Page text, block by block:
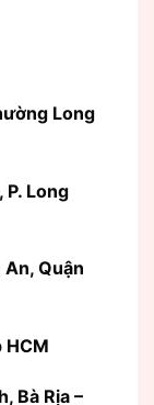
Long
Long
Quận
HCM
Bà Rịa –